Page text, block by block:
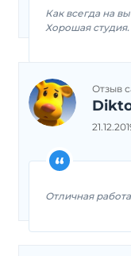
Как всегда на
Хорошая студия.
Отзыв
Отличная